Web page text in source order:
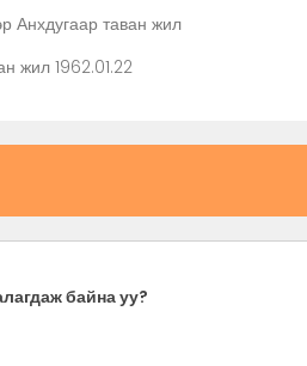
Анхдугаар таван жил
жил 1962.01.22
байна уу?